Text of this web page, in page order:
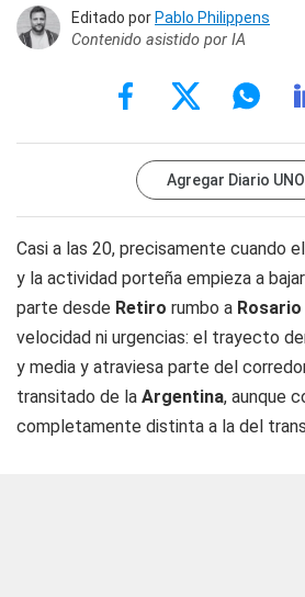
Editado por Pablo Philippens
Contenido asistido por IA
Agregar Diario
Casi a las 20, precisamente cuando
y la actividad porteña empieza a
parte desde Retiro rumbo a
velocidad ni urgencias: el trayecto
y media y atraviesa parte del
transitado de la Argentina, aunque
completamente distinta a la del